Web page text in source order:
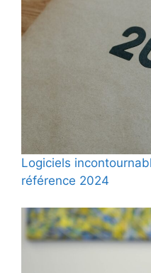
Logiciels
référence 2024